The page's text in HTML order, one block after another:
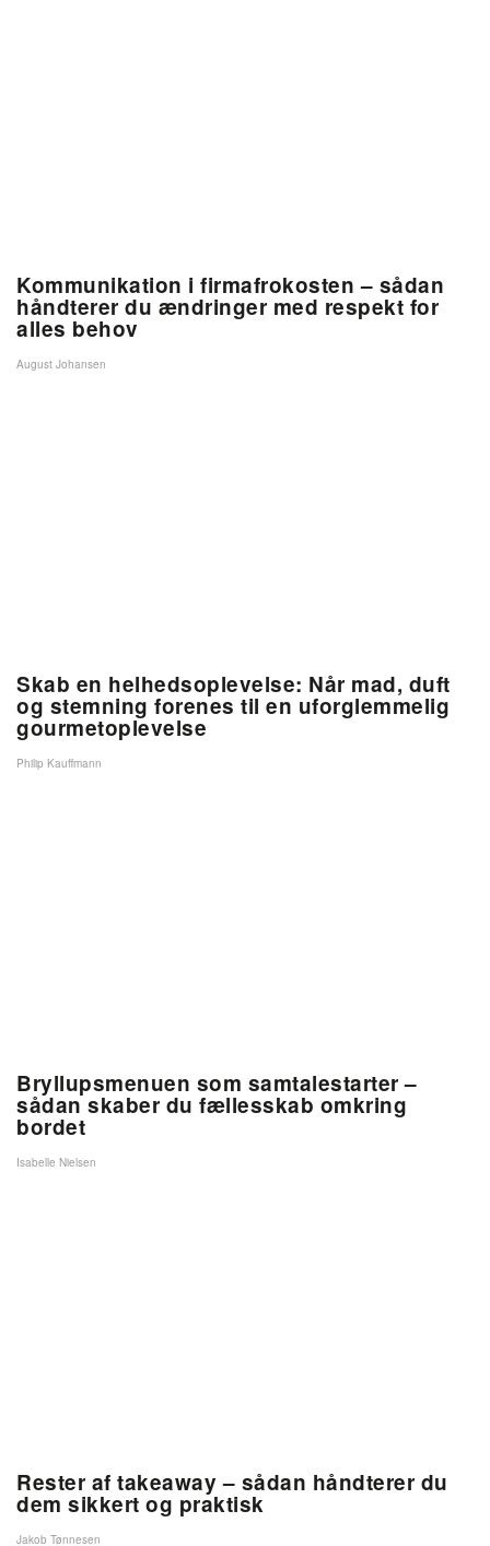
Kommunikation i firmafrokosten – sådan
håndterer du ændringer med respekt for
alles behov
August Johansen
Skab en helhedsoplevelse: Når mad, duft
og stemning forenes til en uforglemmelig
gourmetoplevelse
Philip Kauffmann
Bryllupsmenuen som samtalestarter –
sådan skaber du fællesskab omkring
bordet
Isabelle Nielsen
Rester af takeaway – sådan håndterer du
dem sikkert og praktisk
Jakob Tønnesen